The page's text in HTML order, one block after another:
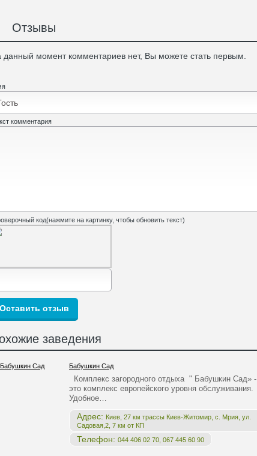
Отзывы
данный момент комментариев нет, Вы можете стать первым.
комментария
код(нажмите на картинку, чтобы обновить текст)
заведения
Бабушкин Сад
Комплекс загородного отдыха " Бабушкин Сад» -
это комплекс европейского уровня обслуживания.
Удобное…
Адрес: Киев, 27 км трассы Киев-Житомир, с. Мрия, ул.
Садовая,2, 7 км от КП
Телефон: 044 406 02 70, 067 445 60 90